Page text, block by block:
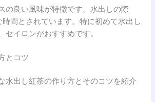
の良い風味が特徴です。水出しの際
間とされています。特に初めて水出し
セイロンがおすすめです。
とコツ
水出し紅茶の作り方とそのコツを紹介